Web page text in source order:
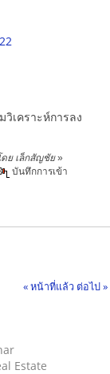
เคราะห์การลง
ย เล็กสัญชัย»
บันทึกการเข้า
« หน้าที่แล้ว ต่อไป »
Estate